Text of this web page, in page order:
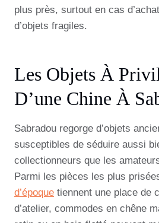
plus près, surtout en cas
d’objets fragiles.
Les Objets À
D’une Chine À
Sabradou regorge d’objets
susceptibles de séduire aussi
collectionneurs que les
Parmi les pièces les plus
d’époque tiennent une place de
d’atelier, commodes en chêne